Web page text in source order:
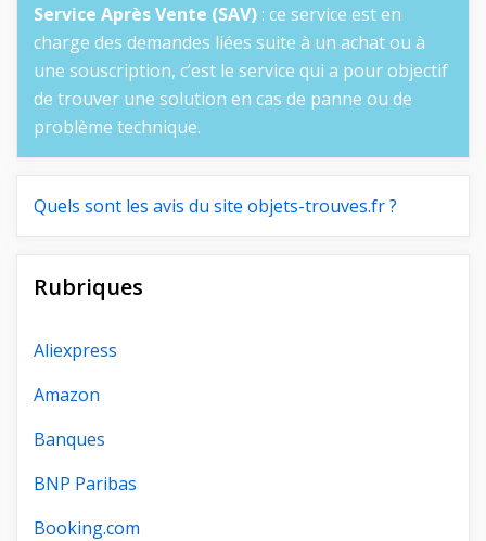
Service Après Vente (SAV) : ce service est en
charge des demandes liées suite à un achat ou à
une souscription, c’est le service qui a pour objectif
de trouver une solution en cas de panne ou de
problème technique.
Quels sont les avis du site objets-trouves.fr ?
Rubriques
Aliexpress
Amazon
Banques
BNP Paribas
Booking.com